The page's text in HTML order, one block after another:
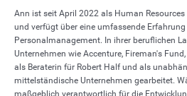
Ann ist seit April 2022 als Human
und verfügt über eine umfassende
Personalmanagement. In ihrer beruflichen
Unternehmen wie Accenture, Fireman's
als Beraterin für Robert Half und als
mittelständische Unternehmen gearbeitet.
maßgeblich verantwortlich für die